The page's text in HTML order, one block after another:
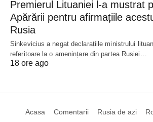
Premierul Lituaniei l-a mustrat
Apărării pentru afirmațiile
Rusia
Sinkevicius a negat declarațiile ministrului
referitoare la o amenințare din partea Rusiei…
18 ore ago
Acasa Comentarii Rusia de azi